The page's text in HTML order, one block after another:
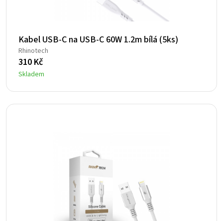
Kabel USB-C na USB-C 60W 1.2m bílá (5ks)
Rhinotech
310 Kč
Skladem